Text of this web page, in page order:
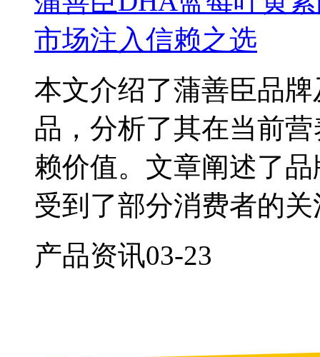
市场注入信赖之选
本文介绍了蒲善臣品
品，分析了其在当前
赖价值。文章阐述了
受到了部分消费者的关
产品资讯03-23